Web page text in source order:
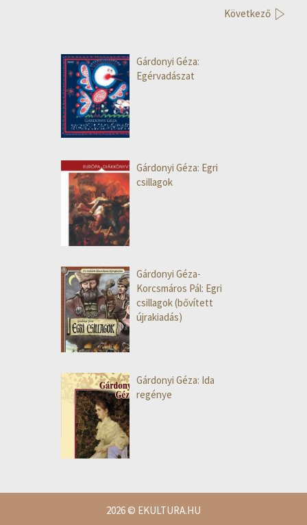
Következő
Gárdonyi Géza:
Egérvadászat
Gárdonyi Géza: Egri
csillagok
Gárdonyi Géza-
Korcsmáros Pál: Egri
csillagok (bővített
újrakiadás)
Gárdonyi Géza: Ida
regénye
2026© EKULTURA.HU